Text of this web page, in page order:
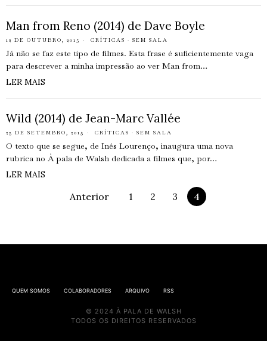
Man from Reno (2014) de Dave Boyle
12 DE OUTUBRO, 2015 CRÍTICAS · SEM SALA
Já não se faz este tipo de filmes. Esta frase é suficientemente vaga
para descrever a minha impressão ao ver Man from…
LER MAIS
Wild (2014) de Jean-Marc Vallée
23 DE SETEMBRO, 2015 CRÍTICAS · SEM SALA
O texto que se segue, de Inês Lourenço, inaugura uma nova
rubrica no À pala de Walsh dedicada a filmes que, por…
LER MAIS
Anterior 1 2 3 4
QUEM SOMOS COLABORADORES ARQUIVO RSS
© 2024 À PALA DE WALSH
TODOS OS DIREITOS RESERVADOS